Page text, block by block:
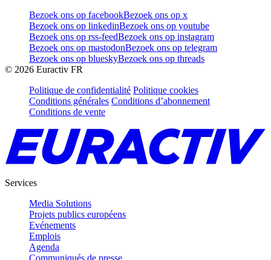
Bezoek ons op facebookBezoek ons op x
Bezoek ons op linkedinBezoek ons op youtube
Bezoek ons op rss-feedBezoek ons op instagram
Bezoek ons op mastodonBezoek ons op telegram
Bezoek ons op blueskyBezoek ons op threads
© 2026 Euractiv FR
Politique de confidentialité Politique cookies
Conditions générales Conditions d’abonnement
Conditions de vente
Services
Media Solutions
Projets publics européens
Evénements
Emplois
Agenda
Communiqués de presse